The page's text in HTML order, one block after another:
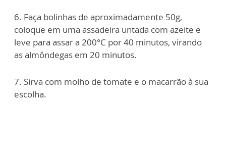
6. Faça bolinhas de aproximadamente 50g,
coloque em uma assadeira untada com azeite e
leve para assar a 200°C por 40 minutos, virando
as almôndegas em 20 minutos.
7. Sirva com molho de tomate e o macarrão à sua
escolha.